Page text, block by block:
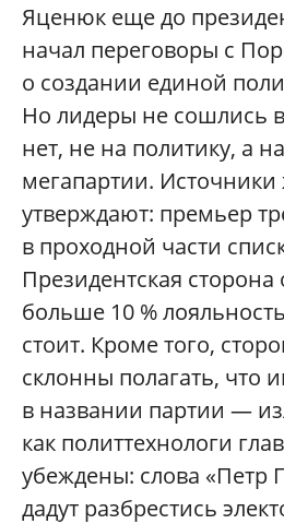
Яценюк еще до
начал переговоры с
о создании единой
Но лидеры не сошлись
нет, не на политику, а
мегапартии. Источники
утверждают: премьер
в проходной части
Президентская сторона
больше 10 %
стоит. Кроме того,
склонны полагать, что
в названии партии —
как политтехнологи
убеждены: слова «Петр
дадут разбрестись